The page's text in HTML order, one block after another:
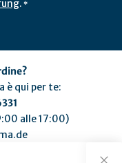
. *
è qui per te:
alle 17:00)